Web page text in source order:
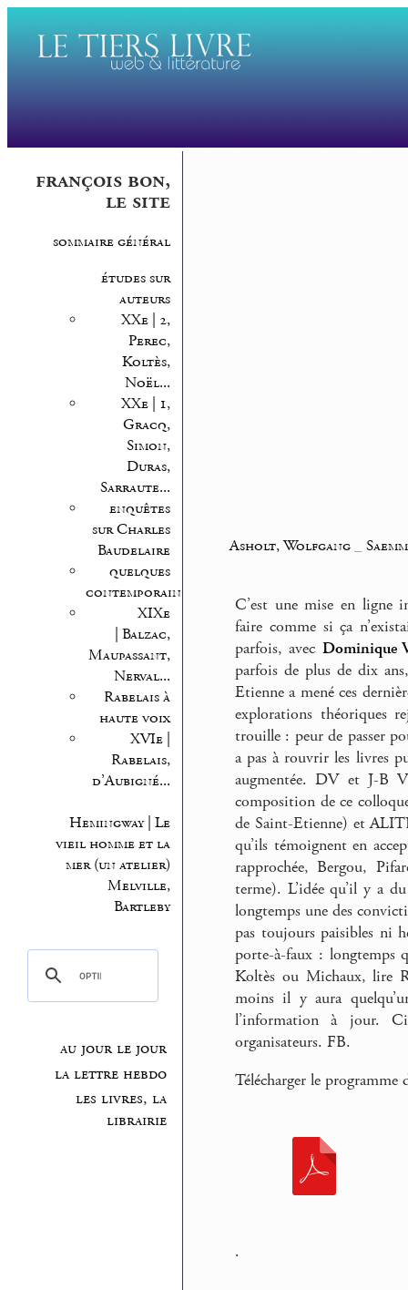
françois bon,
le site
sommaire général
études sur
auteurs
XXe | 2,
Perec,
Koltès,
Noël...
XXe | 1,
Gracq,
Simon,
Duras,
Sarraute...
enquêtes
sur Charles
Baudelaire
quelques
contemporains
XIXe
| Balzac,
Maupassant,
Nerval...
Rabelais à
haute voix
XVIe |
Rabelais,
d’Aubigné...
Hemingway | Le
vieil homme et la
mer (un atelier)
Melville,
Bartleby
au jour le jour
la lettre hebdo
les livres, la
librairie
Asholt, Wolfgang
C’est une mise en ligne
faire comme si ça
parfois, avec Dominique
parfois de plus de dix
Etienne a mené ces
explorations théoriques
trouille : peur de passer
a pas à rouvrir les livres
augmentée. DV et J-B
composition de ce
de Saint-Etienne) et
qu’ils témoignent en
rapprochée, Bergou,
terme). L’idée qu’il y a
longtemps une des
pas toujours paisibles ni
porte-à-faux : longtemps
Koltès ou Michaux, lire
moins il y aura
l’information à jour.
organisateurs. FB.
Télécharger le
.